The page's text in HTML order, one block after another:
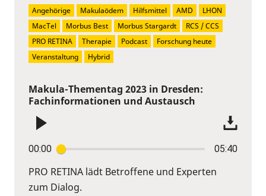
Makula-Thementag 2023 in Dresden:
Fachinformationen und Austausch
00:00 05:40
PRO RETINA lädt Betroffene und Experten
zum Dialog.
Angehörige Makulaödem Hilfsmittel AMD
LHON
MacTel
Morbus Best Morbus Stargardt
RCS / CCS
PRO RETINA
Therapie Podcast
Forschung heute
Veranstaltung
Hybrid